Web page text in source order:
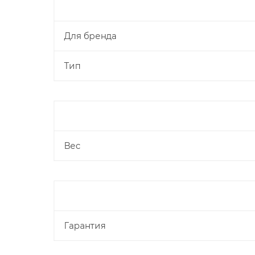
Для бренда
Тип
Вес
Гарантия